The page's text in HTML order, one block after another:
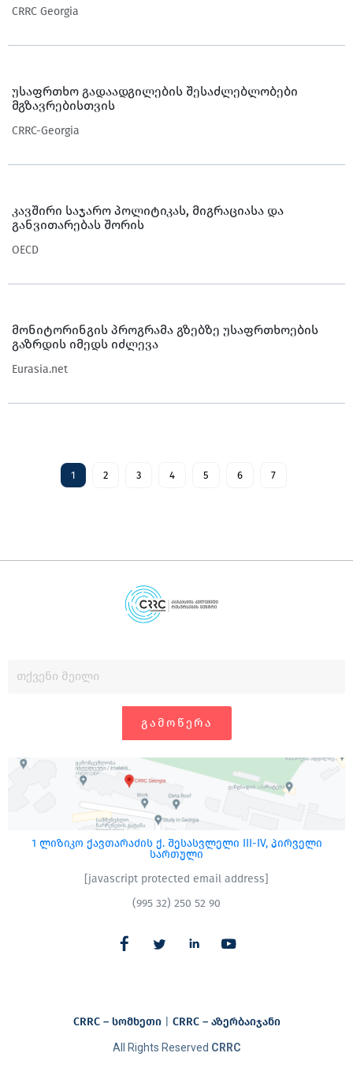
CRRC Georgia
უსაფრთხო გადაადგილების შესაძლებლობები
მგზავრებისთვის
CRRC-Georgia
კავშირი საჯარო პოლიტიკას, მიგრაციასა და
განვითარებას შორის
OECD
მონიტორინგის პროგრამა გზებზე უსაფრთხოების
გაზრდის იმედს იძლევა
Eurasia.net
1 2 3 4 5 6 7
ᲒᲐᲛᲝᲬᲔᲠᲐ
1 ლიზიკო ქავთარაძის ქ. შესასვლელი III-IV, პირველი
სართული
[javascript protected email address]
(995 32) 250 52 90
All Rights Reserved CRRC
CRRC – სომხეთი| CRRC – აზერბაიჯანი​